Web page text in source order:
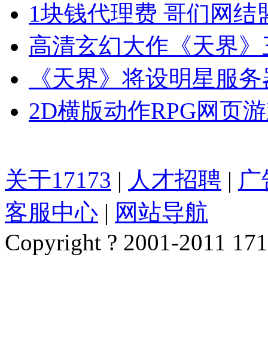
1块钱代理费 哥们网结
高清玄幻大作《天界
《天界》将设明星服
2D横版动作RPG网页
关于17173 | 人才招聘 |
客服中心 | 网站导航
Copyright ? 2001-2011